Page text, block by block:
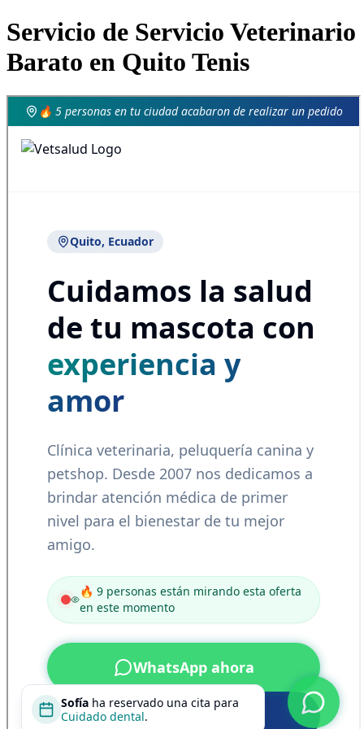
Servicio de Servicio Veterinario
Barato en Quito Tenis